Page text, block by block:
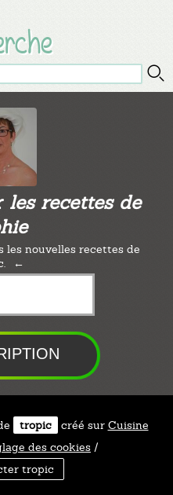
les recettes de
les nouvelles recettes de
tropic créé sur Cuisine
des cookies /
tropic